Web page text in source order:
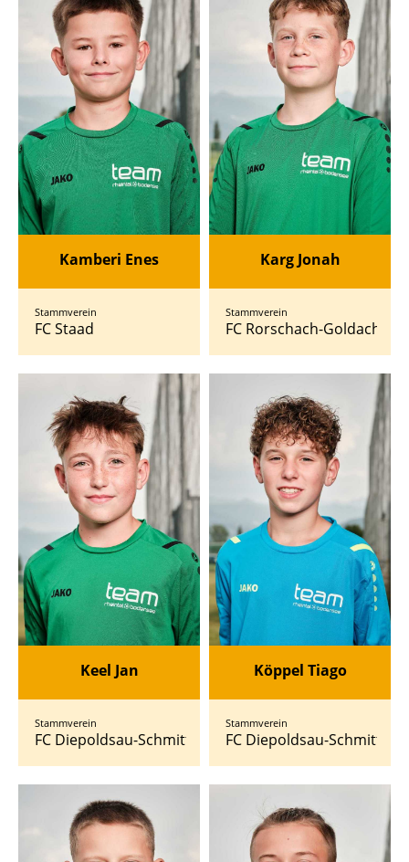
Kamberi Enes
Stammverein
FC Staad
Karg Jonah
Stammverein
FC Rorschach-Goldach 17
Keel Jan
Stammverein
FC Diepoldsau-Schmitter
Köppel Tiago
Stammverein
FC Diepoldsau-Schmitter